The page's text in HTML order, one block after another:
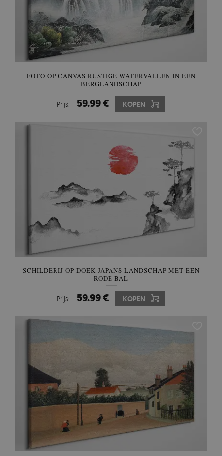
FOTO OP CANVAS RUSTIGE WATERVALLEN IN EEN
BERGLANDSCHAP
Prijs: 59.99 € KOPEN
SCHILDERIJ OP DOEK JAPANS LANDSCHAP MET EEN
RODE BAL
Prijs: 59.99 € KOPEN